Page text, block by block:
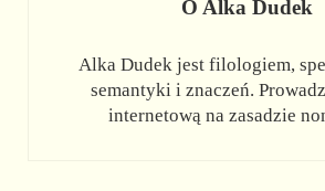
OAlka Dudek
Alka Dudek jest filologiem,
semantyki i znaczeń.
internetową na zasadzie